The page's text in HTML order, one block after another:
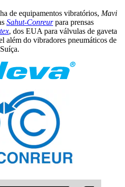
de equipamentos vibratórios, Mavi
Sahut-Conreurpara prensas
, dos EUA para válvulas de gaveta
além do vibradores pneumáticos de